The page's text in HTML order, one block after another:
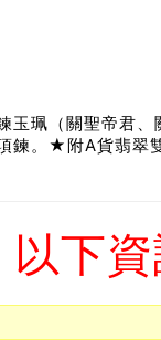
玉珮（關聖帝君
鍊。★附A貨翡翠
下資